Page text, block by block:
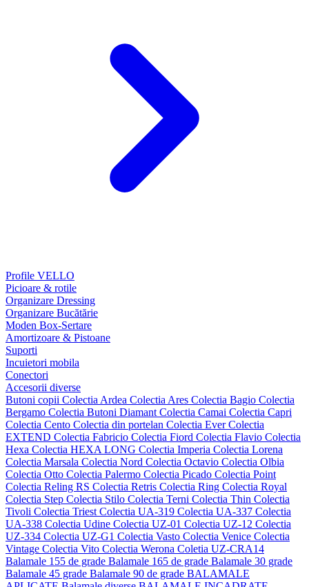
Profile VELLO
Picioare & rotile
Organizare Dressing
Organizare Bucătărie
Moden Box-Sertare
Amortizoare & Pistoane
Suporti
Incuietori mobila
Conectori
Accesorii diverse
Butoni copii Colectia Ardea Colectia Ares Colectia Bagio Colectia
Bergamo Colectia Butoni Diamant Colectia Camai Colectia Capri
Colectia Cento Colectia din portelan Colectia EverColectia
EXTEND Colectia Fabricio Colectia Fiord Colectia Flavio Colectia
Hexa Colectia HEXA LONG Colectia Imperia Colectia Lorena
Colectia Marsala Colectia Nord Colectia Octavio Colectia Olbia
Colectia Otto Colectia Palermo Colectia Picado Colectia Point
Colectia Reling RS Colectia Retris Colectia Ring Colectia Royal
Colectia Step Colectia Stilo Colectia Terni Colectia Thin Colectia
Tivoli Colectia Triest Colectia UA-319 Colectia UA-337 Colectia
UA-338 Colectia Udine Colectia UZ-01 Colectia UZ-12 Colectia
UZ-334 Colectia UZ-G1 Colectia Vasto Colectia Venice Colectia
Vintage Colectia Vito Colectia Werona Coletia UZ-CRA14
Balamale 155 de grade Balamale 165 de grade Balamale 30 grade
Balamale 45 grade Balamale 90 de grade BALAMALE